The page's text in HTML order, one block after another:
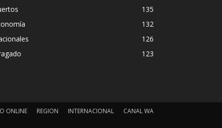
135
132
126
123
ONLINE REGION INTERNACIONAL CANAL WA